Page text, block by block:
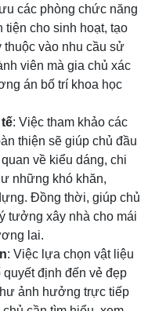
các phòng chức năng
tiện cho sinh hoạt, tạo
thuộc vào nhu cầu sử
viên mà gia chủ xác
án bố trí khoa học
: Việc tham khảo các
thiện sẽ giúp chủ đầu
về kiểu dáng, chi
những khó khăn,
Đồng thời, giúp chủ
tưởng xây nhà cho mái
lai.
: Việc lựa chọn vật liệu
định đến vẻ đẹp
ảnh hưởng trực tiếp